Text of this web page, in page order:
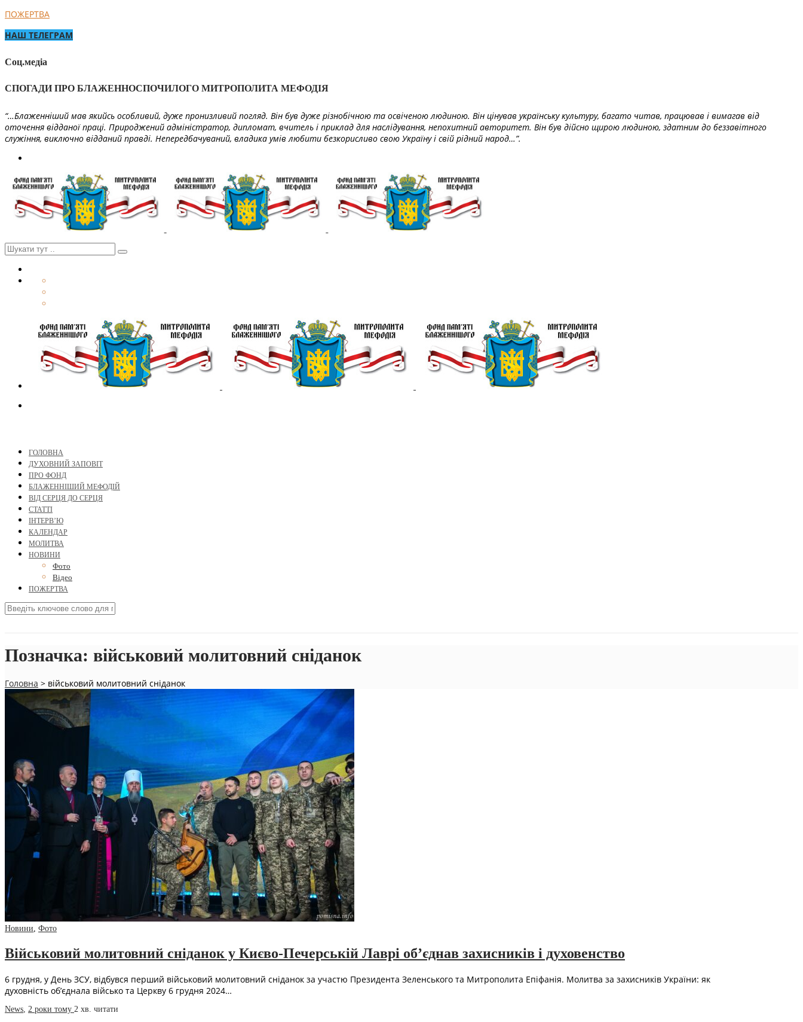
ПОЖЕРТВА
НАШ ТЕЛЕГРАМ
Соц.медіа
СПОГАДИ ПРО БЛАЖЕННОСПОЧИЛОГО МИТРОПОЛИТА МЕФОДІЯ
“…Блаженніший мав якийсь особливий, дуже пронизливий погляд. Він був дуже різнобічною та освіченою людиною. Він цінував українську культуру, багато читав, працював і вимагав від
оточення відданої праці. Природжений адміністратор, дипломат, вчитель і приклад для наслідування, непохитний авторитет. Він був дійсно щирою людиною, здатним до беззавітного
служіння, виключно відданий правді. Непередбачуваний, владика умів любити безкорисливо свою Україну і свій рідний народ…”.
ГОЛОВНА
ДУХОВНИЙ ЗАПОВІТ
ПРО ФОНД
БЛАЖЕННІШИЙ МЕФОДІЙ
ВІД СЕРЦЯ ДО СЕРЦЯ
СТАТТІ
ІНТЕРВ’Ю
КАЛЕНДАР
МОЛИТВА
НОВИНИ
Фото
Відео
ПОЖЕРТВА
Позначка: військовий молитовний сніданок
Головна > військовий молитовний сніданок
Новини, Фото
Військовий молитовний сніданок у Києво-Печерській Лаврі об’єднав захисників і духовенство
6 грудня, у День ЗСУ, відбувся перший військовий молитовний сніданок за участю Президента Зеленського та Митрополита Епіфанія. Молитва за захисників України: як
духовність об’єднала військо та Церкву 6 грудня 2024…
News, 2 роки тому 2 хв. читати